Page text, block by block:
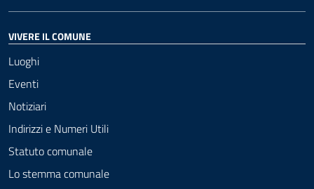
VIVERE IL COMUNE
Luoghi
Eventi
Notiziari
Indirizzi e Numeri Utili
Statuto comunale
Lo stemma comunale